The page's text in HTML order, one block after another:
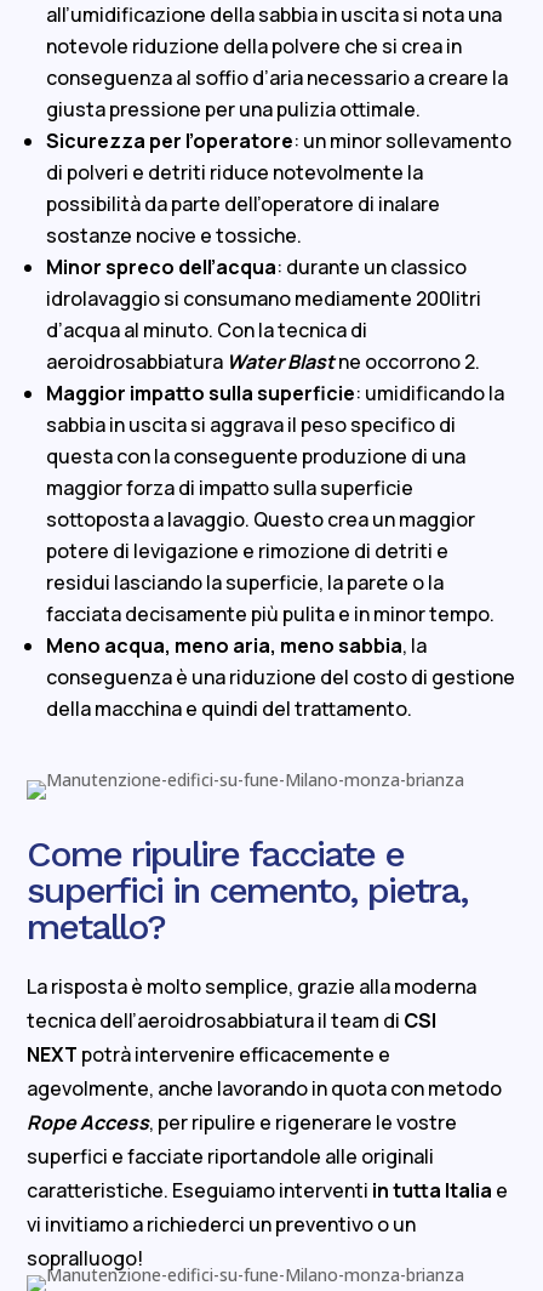
all’umidificazione della sabbia in uscita si nota una
notevole riduzione della polvere che si crea in
conseguenza al soffio d’aria necessario a creare la
giusta pressione per una pulizia ottimale.
Sicurezza per l’operatore: un minor sollevamento
di polveri e detriti riduce notevolmente la
possibilità da parte dell’operatore di inalare
sostanze nocive e tossiche.
Minor spreco dell’acqua: durante un classico
idrolavaggio si consumano mediamente 200litri
d’acqua al minuto. Con la tecnica di
aeroidrosabbiatura Water Blastne occorrono 2.
Maggior impatto sulla superficie: umidificando la
sabbia in uscita si aggrava il peso specifico di
questa con la conseguente produzione di una
maggior forza di impatto sulla superficie
sottoposta a lavaggio. Questo crea un maggior
potere di levigazione e rimozione di detriti e
residui lasciando la superficie, la parete o la
facciata decisamente più pulita e in minor tempo.
Meno acqua, meno aria, meno sabbia, la
conseguenza è una riduzione del costo di gestione
della macchina e quindi del trattamento.
Come ripulire facciate e
superfici in cemento, pietra,
metallo?
La risposta è molto semplice, grazie alla moderna
tecnica dell’aeroidrosabbiatura il team di CSI
NEXT potrà intervenire efficacemente e
agevolmente, anche lavorando in quota con metodo
Rope Access, per ripulire e rigenerare le vostre
superfici e facciate riportandole alle originali
caratteristiche. Eseguiamo interventi in tutta Italia e
vi invitiamo a richiederci un preventivo o un
sopralluogo!